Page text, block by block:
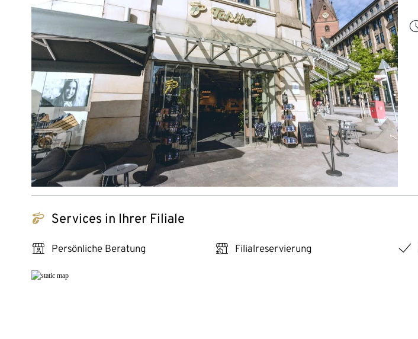
tchibo_logo Services in Ihrer Filiale
personal_services Persönliche Beratung click_reserve_store Filialreservierung checkmark